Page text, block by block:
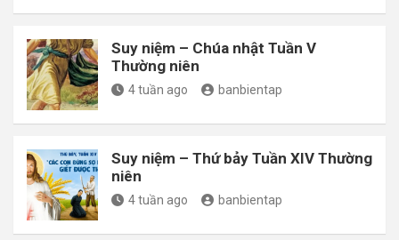
Suy niệm – Chúa nhật Tuần V
Thường niên
4 tuần ago banbientap
Suy niệm – Thứ bảy Tuần XIV Thường
niên
4 tuần ago banbientap